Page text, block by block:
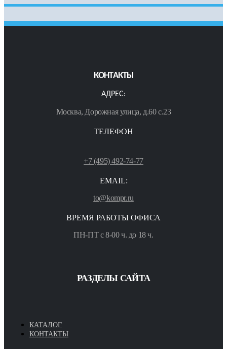
КОНТАКТЫ
АДРЕС:
Москва, Дорожная улица, д.60 с.23
ТЕЛЕФОН
+7 (495) 492-74-77
EMAIL:
to@kompr.ru
ВРЕМЯ РАБОТЫ ОФИСА
ПН-ПТ с 8-00 ч. до 18 ч.
РАЗДЕЛЫ САЙТА
КАТАЛОГ
КОНТАКТЫ